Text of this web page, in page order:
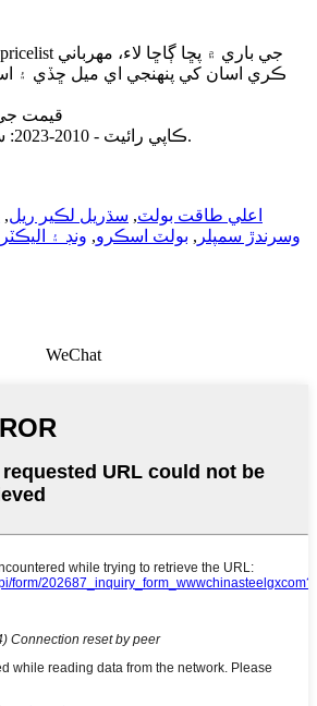
قيمت
© ڪاپي رائيٽ - 2010-2023: سڀ حق محفوظ آهن.
اعلي طاقت بولٽ, سڌريل لڪير ريل,
وسرندڙ سمپلر , بولٽ اسڪرو, ونڊ ۽
WeChat